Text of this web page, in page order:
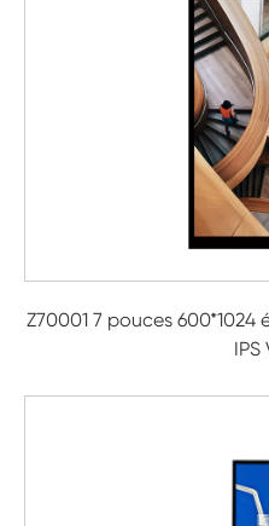
Z70001 7 pouces 600*1024
IPS